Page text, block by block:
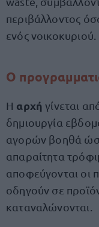
περιβάλλοντος
ενός νοικοκυριού.
Ο
Η αρχήγίνεται
δημιουργία
αγορών βοηθά
απαραίτητα
αποφεύγονται οι
οδηγούν σε
καταναλώνονται.